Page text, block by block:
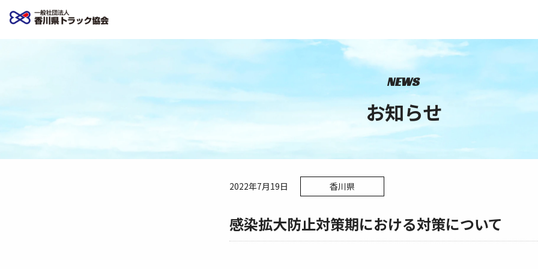
NEWS
お知らせ
2022年7月19日 香川県
感染拡大防止対策期における対策について